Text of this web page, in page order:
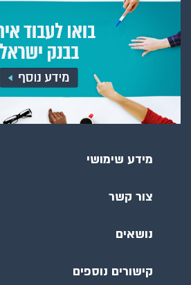
מידע שימושי
צור קשר
נושאים
קישורים נוספים